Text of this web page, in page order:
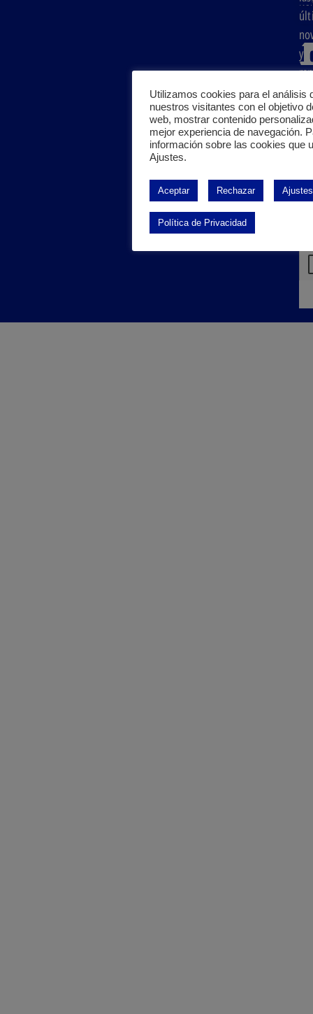
y
del
Utilizamos cookies para el análisis
nuestros visitantes con el objetivo
web, mostrar contenido
mejor experiencia de navegación.
información sobre las cookies que
Ajustes.
Aceptar Rechazar Ajustes
Política de Privacidad